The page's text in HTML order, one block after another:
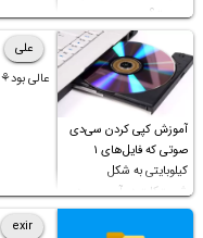
چیست؟
آموزش کپی کردن سی‌دی
صوتی که فایل‌های ۱
کیلوبایتی به شکل
شورت‌کات در آن موجود
است!
علی
عالی بود⚘
exir